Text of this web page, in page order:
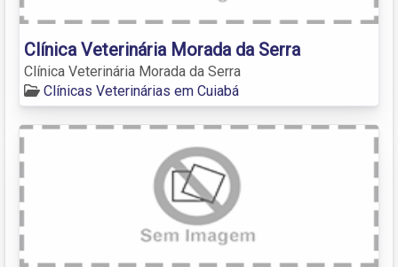
Clínica Veterinária Morada da Serra
Clínica Veterinária Morada da Serra
Clínicas Veterinárias em Cuiabá